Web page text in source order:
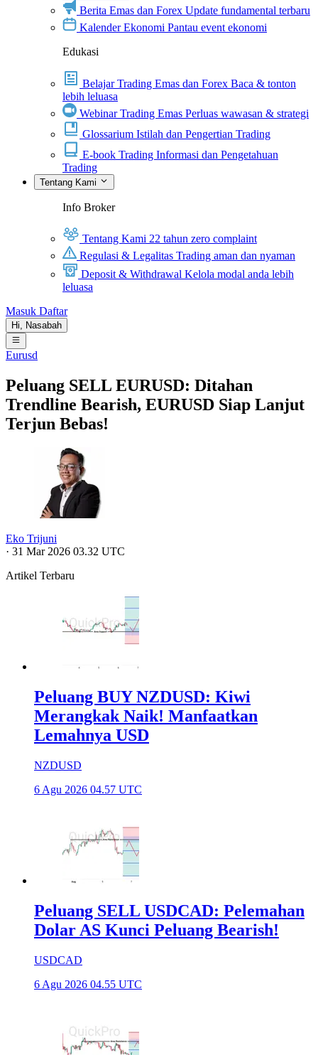
Berita Emas dan Forex Update fundamental terbaru
Kalender Ekonomi Pantau event ekonomi
Edukasi
Belajar Trading Emas dan Forex Baca & tonton
lebih leluasa
Webinar Trading Emas Perluas wawasan & strategi
Glossarium Istilah dan Pengertian Trading
E-book Trading Informasi dan Pengetahuan
Trading
Tentang Kami
Info Broker
Tentang Kami 22 tahun zero complaint
Regulasi & Legalitas Trading aman dan nyaman
Deposit & Withdrawal Kelola modal anda lebih
leluasa
Masuk Daftar
Hi, Nasabah
Eurusd
Peluang SELL EURUSD: Ditahan
Trendline Bearish, EURUSD Siap Lanjut
Terjun Bebas!
Eko Trijuni
· 31 Mar 2026 03.32 UTC
Artikel Terbaru
Peluang BUY NZDUSD: Kiwi
Merangkak Naik! Manfaatkan
Lemahnya USD
NZDUSD
6 Agu 2026 04.57 UTC
Peluang SELL USDCAD: Pelemahan
Dolar AS Kunci Peluang Bearish!
USDCAD
6 Agu 2026 04.55 UTC